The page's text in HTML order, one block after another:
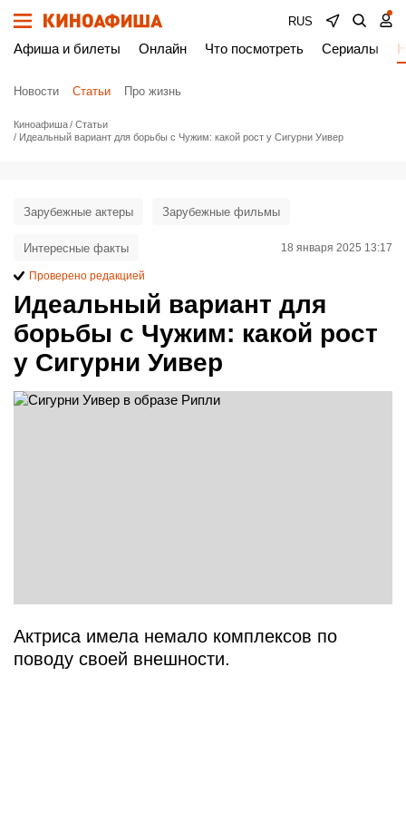
RUS
Афиша и билеты Онлайн Что посмотреть Сериалы
Новости Статьи Про жизнь
Киноафиша
Статьи
Идеальный вариант для борьбы с Чужим: какой рост у Сигурни Уивер
Идеальный вариант для
борьбы с Чужим: какой рост
у Сигурни Уивер
Зарубежные актеры Зарубежные фильмы
Интересные факты 18 января 2025 13:17
Проверено редакцией
Актриса имела немало комплексов по
поводу своей внешности.